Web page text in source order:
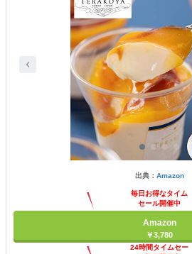
出典： Amazon
毎日お得なタイム
セール開催中
Amazon
￥3,780
24時間タイムセー